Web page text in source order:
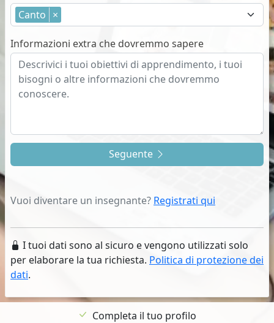
Canto ×
Informazioni extra che dovremmo sapere
Seguente
Vuoi diventare un insegnante? Registrati qui
I tuoi dati sono al sicuro e vengono utilizzati solo
per elaborare la tua richiesta. Politica di protezione dei
dati.
Completa il tuo profilo